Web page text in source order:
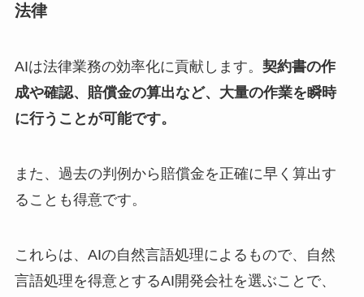
法律
AIは法律業務の効率化に貢献します。 契約書の作
成や確認、賠償金の算出など、大量の作業を瞬時
に行うことが可能です。
また、過去の判例から賠償金を正確に早く算出す
ることも得意です。
これらは、AIの自然言語処理によるもので、自然
言語処理を得意とするAI開発会社を選ぶことで、